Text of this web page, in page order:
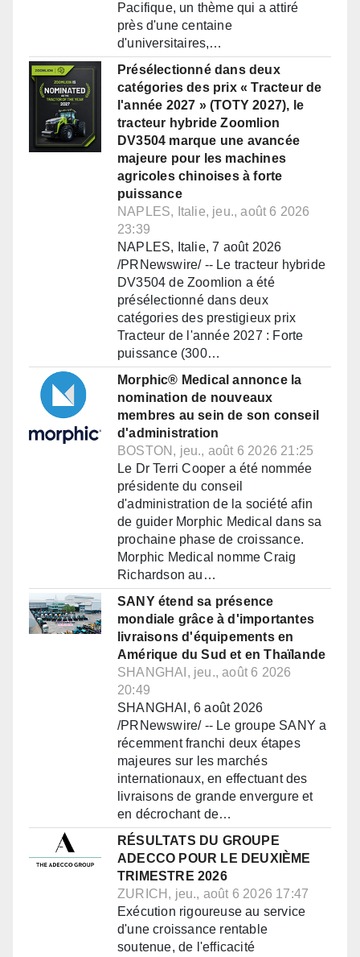
Pacifique, un thème qui a attiré
près d'une centaine
d'universitaires,…
Présélectionné dans deux
catégories des prix « Tracteur de
l'année 2027 » (TOTY 2027), le
tracteur hybride Zoomlion
DV3504 marque une avancée
majeure pour les machines
agricoles chinoises à forte
puissance
NAPLES, Italie, jeu., août 6 2026
23:39
NAPLES, Italie, 7 août 2026
/PRNewswire/ -- Le tracteur hybride
DV3504 de Zoomlion a été
présélectionné dans deux
catégories des prestigieux prix
Tracteur de l'année 2027 : Forte
puissance (300…
Morphic® Medical annonce la
nomination de nouveaux
membres au sein de son conseil
d'administration
BOSTON, jeu., août 6 2026 21:25
Le Dr Terri Cooper a été nommée
présidente du conseil
d'administration de la société afin
de guider Morphic Medical dans sa
prochaine phase de croissance.
Morphic Medical nomme Craig
Richardson au…
SANY étend sa présence
mondiale grâce à d'importantes
livraisons d'équipements en
Amérique du Sud et en Thaïlande
SHANGHAI, jeu., août 6 2026
20:49
SHANGHAI, 6 août 2026
/PRNewswire/ -- Le groupe SANY a
récemment franchi deux étapes
majeures sur les marchés
internationaux, en effectuant des
livraisons de grande envergure et
en décrochant de…
RÉSULTATS DU GROUPE
ADECCO POUR LE DEUXIÈME
TRIMESTRE 2026
ZURICH, jeu., août 6 2026 17:47
Exécution rigoureuse au service
d'une croissance rentable
soutenue, de l'efficacité